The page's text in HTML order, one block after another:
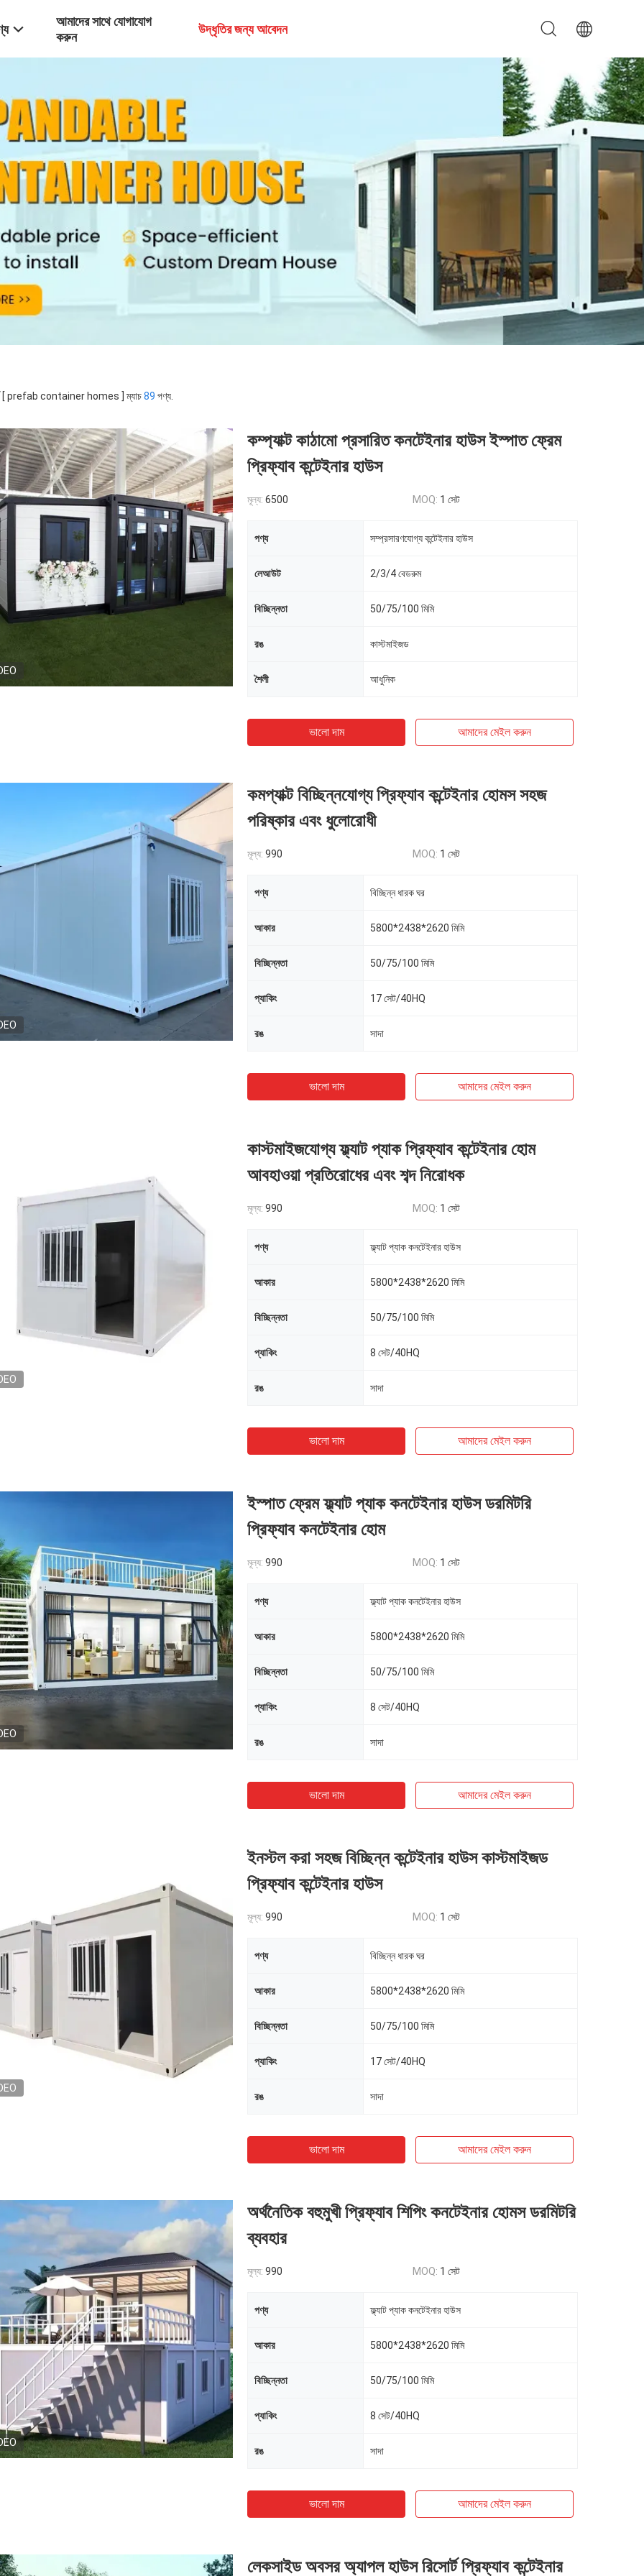
আমাদের সাথে যোগাযোগ
করুন
উদ্ধৃতির জন্য আবেদন
[ prefab container homes ] ম্যাচ89 পণ্য.
কম্প্যাক্ট কাঠামো প্রসারিত কনটেইনার হাউস ইস্পাত ফ্রেম
প্রিফ্যাব কন্টেইনার হাউস
মূল্য: 6500 MOQ: 1 সেট
পণ্য সম্প্রসারণযোগ্য কন্টেইনার হাউস
লেআউট 2/3/4 বেডরুম
বিচ্ছিন্নতা 50/75/100 মিমি
রঙ কাস্টমাইজড
শৈলী আধুনিক
ভালো দাম আমাদের মেইল ​​করুন
কমপ্যাক্ট বিচ্ছিন্নযোগ্য প্রিফ্যাব কন্টেইনার হোমস সহজ
পরিষ্কার এবং ধুলোরোধী
মূল্য: 990 MOQ: 1 সেট
পণ্য বিচ্ছিন্ন ধারক ঘর
আকার 5800*2438*2620 মিমি
বিচ্ছিন্নতা 50/75/100 মিমি
প্যাকিং 17 সেট/40HQ
রঙ সাদা
ভালো দাম আমাদের মেইল ​​করুন
কাস্টমাইজযোগ্য ফ্ল্যাট প্যাক প্রিফ্যাব কন্টেইনার হোম
আবহাওয়া প্রতিরোধের এবং শব্দ নিরোধক
মূল্য: 990 MOQ: 1 সেট
পণ্য ফ্ল্যাট প্যাক কনটেইনার হাউস
আকার 5800*2438*2620 মিমি
বিচ্ছিন্নতা 50/75/100 মিমি
প্যাকিং 8 সেট/40HQ
রঙ সাদা
ভালো দাম আমাদের মেইল ​​করুন
ইস্পাত ফ্রেম ফ্ল্যাট প্যাক কনটেইনার হাউস ডরমিটরি
প্রিফ্যাব কনটেইনার হোম
মূল্য: 990 MOQ: 1 সেট
পণ্য ফ্ল্যাট প্যাক কনটেইনার হাউস
আকার 5800*2438*2620 মিমি
বিচ্ছিন্নতা 50/75/100 মিমি
প্যাকিং 8 সেট/40HQ
রঙ সাদা
ভালো দাম আমাদের মেইল ​​করুন
ইনস্টল করা সহজ বিচ্ছিন্ন কন্টেইনার হাউস কাস্টমাইজড
প্রিফ্যাব কন্টেইনার হাউস
মূল্য: 990 MOQ: 1 সেট
পণ্য বিচ্ছিন্ন ধারক ঘর
আকার 5800*2438*2620 মিমি
বিচ্ছিন্নতা 50/75/100 মিমি
প্যাকিং 17 সেট/40HQ
রঙ সাদা
ভালো দাম আমাদের মেইল ​​করুন
অর্থনৈতিক বহুমুখী প্রিফ্যাব শিপিং কনটেইনার হোমস ডরমিটরি
ব্যবহার
মূল্য: 990 MOQ: 1 সেট
পণ্য ফ্ল্যাট প্যাক কনটেইনার হাউস
আকার 5800*2438*2620 মিমি
বিচ্ছিন্নতা 50/75/100 মিমি
প্যাকিং 8 সেট/40HQ
রঙ সাদা
ভালো দাম আমাদের মেইল ​​করুন
লেকসাইড অবসর অ্যাপল হাউস রিসোর্ট প্রিফ্যাব কন্টেইনার